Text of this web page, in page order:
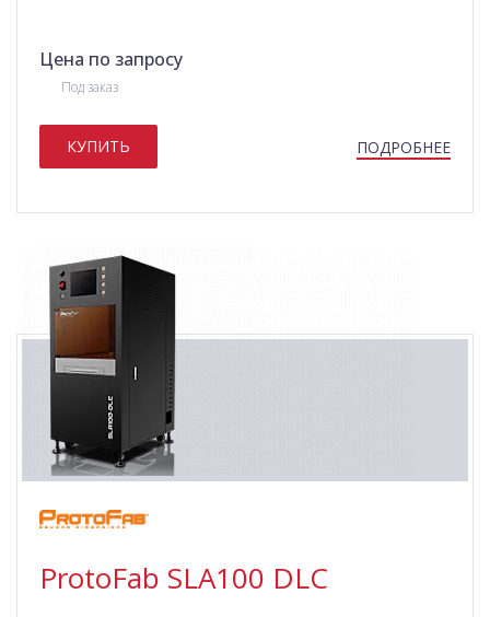
Цена по запросу
Под заказ
КУПИТЬ ПОДРОБНЕЕ
ProtoFab SLA100 DLC